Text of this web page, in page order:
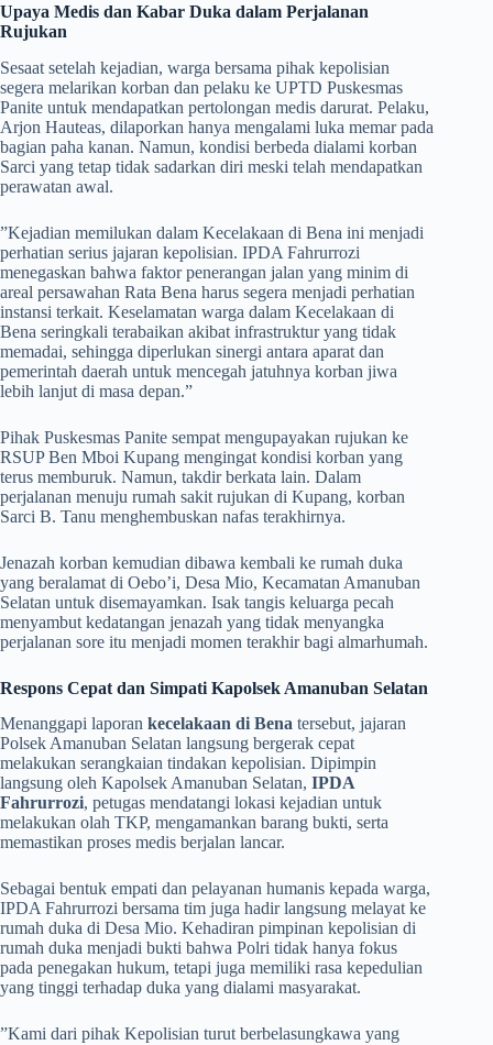
Upaya Medis dan Kabar Duka dalam Perjalanan
Rujukan
​Sesaat setelah kejadian, warga bersama pihak kepolisian
segera melarikan korban dan pelaku ke UPTD Puskesmas
Panite untuk mendapatkan pertolongan medis darurat. Pelaku,
Arjon Hauteas, dilaporkan hanya mengalami luka memar pada
bagian paha kanan. Namun, kondisi berbeda dialami korban
Sarci yang tetap tidak sadarkan diri meski telah mendapatkan
perawatan awal.
​”Kejadian memilukan dalam Kecelakaan di Bena ini menjadi
perhatian serius jajaran kepolisian. IPDA Fahrurrozi
menegaskan bahwa faktor penerangan jalan yang minim di
areal persawahan Rata Bena harus segera menjadi perhatian
instansi terkait. Keselamatan warga dalam Kecelakaan di
Bena seringkali terabaikan akibat infrastruktur yang tidak
memadai, sehingga diperlukan sinergi antara aparat dan
pemerintah daerah untuk mencegah jatuhnya korban jiwa
lebih lanjut di masa depan.”
​Pihak Puskesmas Panite sempat mengupayakan rujukan ke
RSUP Ben Mboi Kupang mengingat kondisi korban yang
terus memburuk. Namun, takdir berkata lain. Dalam
perjalanan menuju rumah sakit rujukan di Kupang, korban
Sarci B. Tanu menghembuskan nafas terakhirnya.
​Jenazah korban kemudian dibawa kembali ke rumah duka
yang beralamat di Oebo’i, Desa Mio, Kecamatan Amanuban
Selatan untuk disemayamkan. Isak tangis keluarga pecah
menyambut kedatangan jenazah yang tidak menyangka
perjalanan sore itu menjadi momen terakhir bagi almarhumah.
Respons Cepat dan Simpati Kapolsek Amanuban Selatan
​Menanggapi laporan kecelakaan di Bena tersebut, jajaran
Polsek Amanuban Selatan langsung bergerak cepat
melakukan serangkaian tindakan kepolisian. Dipimpin
langsung oleh Kapolsek Amanuban Selatan, IPDA
Fahrurrozi, petugas mendatangi lokasi kejadian untuk
melakukan olah TKP, mengamankan barang bukti, serta
memastikan proses medis berjalan lancar.
​Sebagai bentuk empati dan pelayanan humanis kepada warga,
IPDA Fahrurrozi bersama tim juga hadir langsung melayat ke
rumah duka di Desa Mio. Kehadiran pimpinan kepolisian di
rumah duka menjadi bukti bahwa Polri tidak hanya fokus
pada penegakan hukum, tetapi juga memiliki rasa kepedulian
yang tinggi terhadap duka yang dialami masyarakat.
​”Kami dari pihak Kepolisian turut berbelasungkawa yang